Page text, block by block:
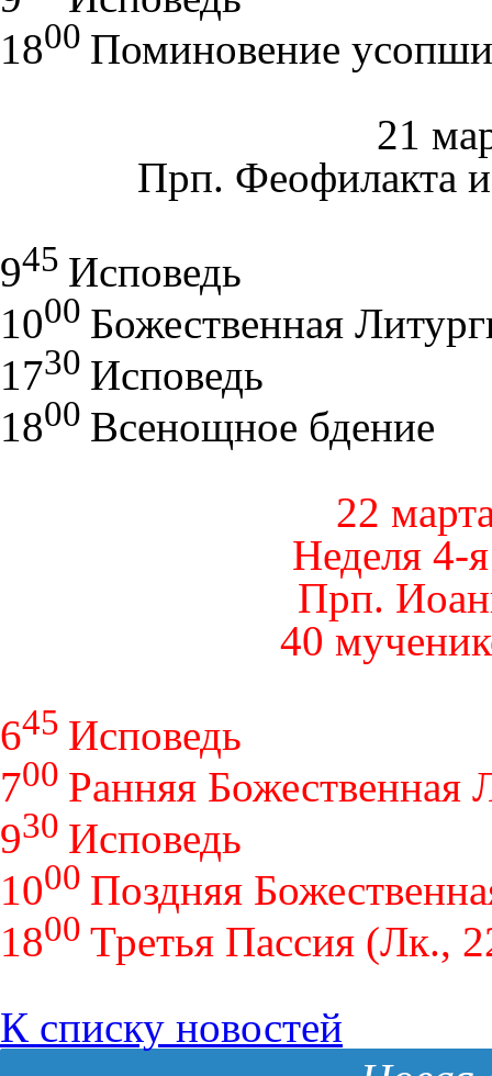
1800 Поминовение
21
Прп. Феофилакта
945 Исповедь
1000 Божественная
1730 Исповедь
1800 Всенощное бдение
22
Неделя 4-
Прп.
40
645 Исповедь
700 Ранняя Божественная
930 Исповедь
1000 Поздняя
1800 Третья Пассия (Лк.,
К списку новостей